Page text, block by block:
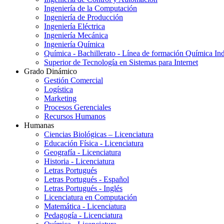
Ingeniería de la Computación
Ingeniería de Producción
Ingeniería Eléctrica
Ingeniería Mecánica
Ingeniería Química
Química - Bachillerato - Línea de formación Química
Superior de Tecnología en Sistemas para Internet
Grado Dinámico
Gestión Comercial
Logística
Marketing
Procesos Gerenciales
Recursos Humanos
Humanas
Ciencias Biológicas – Licenciatura
Educación Física - Licenciatura
Geografía - Licenciatura
Historia - Licenciatura
Letras Portugués
Letras Portugués - Español
Letras Portugués - Inglés
Licenciatura en Computación
Matemática - Licenciatura
Pedagogía - Licenciatura